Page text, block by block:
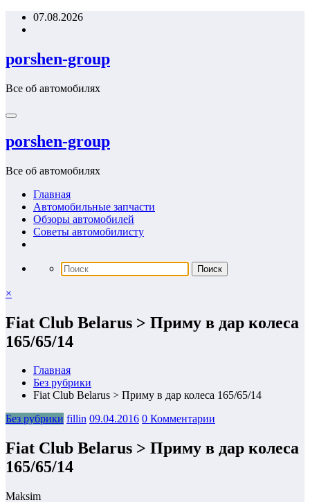
Перейти07.08.2026
porshen-group
Все об автомобилях
porshen-group
Все об автомобилях
Главная
Автомобильные запчасти
Обзоры автомобилей
Советы автомобилисту
×
Fiat Club Belarus > Приму в дар колеса
165/65/14
Главная
Без рубрики
Fiat Club Belarus > Приму в дар колеса 165/65/14
Без рубрики fillin 09.04.2016 0 Комментарии
Fiat Club Belarus > Приму в дар колеса
165/65/14
Maksim